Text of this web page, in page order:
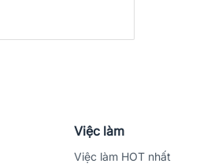
Việc làm
Việc làm HOT nhất